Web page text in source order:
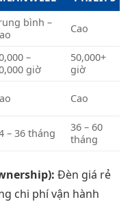
bình –
Cao
–
giờ
50,000+
giờ
Cao
– 36 tháng
36 – 60
tháng
Đèn giá rẻ
chi phí vận hành